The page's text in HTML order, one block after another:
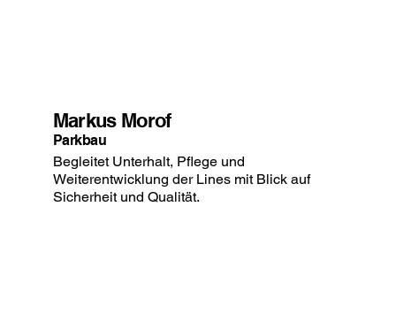
Markus Morof
Parkbau
Begleitet Unterhalt, Pflege und
Weiterentwicklung der Lines mit Blick auf
Sicherheit und Qualität.